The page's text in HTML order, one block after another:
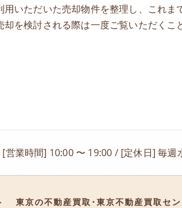
いただいた売却物件を整理し、これ
を検討される際は一度ご覧いただくこ
[営業時間] 10:00 〜 19:00 / [定休日] 毎
東京の不動産買取･東京不動産買取セ